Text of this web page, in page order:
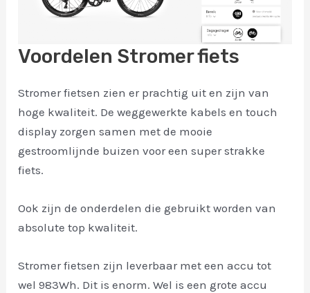
Voordelen Stromer fiets
Stromer fietsen zien er prachtig uit en zijn van
hoge kwaliteit. De weggewerkte kabels en touch
display zorgen samen met de mooie
gestroomlijnde buizen voor een super strakke
fiets.
Ook zijn de onderdelen die gebruikt worden van
absolute top kwaliteit.
Stromer fietsen zijn leverbaar met een accu tot
wel 983Wh. Dit is enorm. Wel is een grote accu